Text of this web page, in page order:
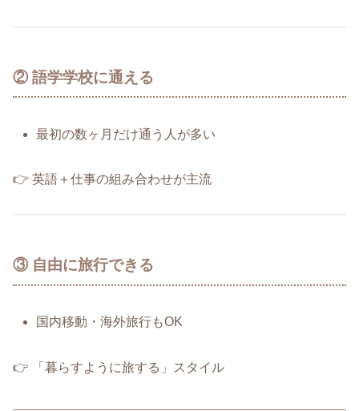
② 語学学校に通える
最初の数ヶ月だけ通う人が多い
👉 英語＋仕事の組み合わせが主流
③ 自由に旅行できる
国内移動・海外旅行もOK
👉 「暮らすように旅する」スタイル